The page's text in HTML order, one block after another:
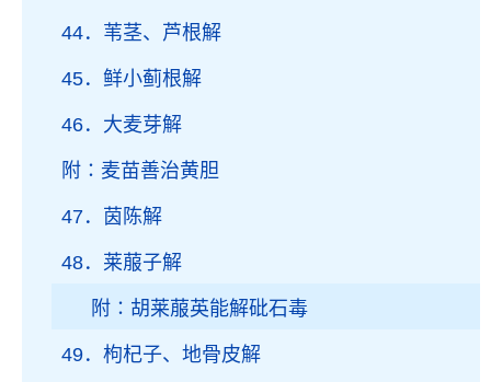
44．苇茎、芦根解
45．鲜小蓟根解
46．大麦芽解
附∶麦苗善治黄胆
47．茵陈解
48．莱菔子解
附∶胡莱菔英能解砒石毒
49．枸杞子、地骨皮解